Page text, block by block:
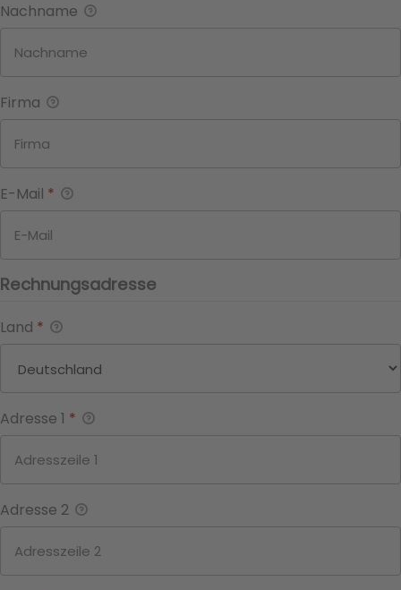
Nachname
Firma
E-Mail *
Rechnungsadresse
Land *
Adresse 1 *
Adresse 2